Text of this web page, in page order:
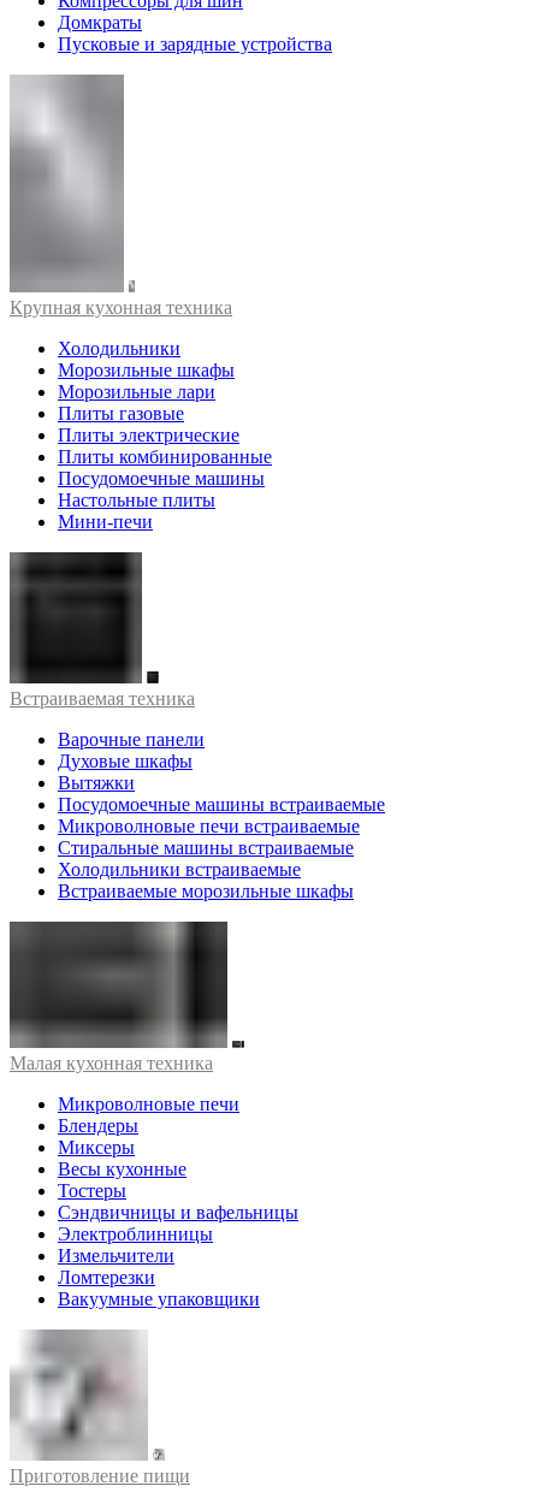
Домкраты
Пусковые и зарядные устройства
Крупная кухонная техника
Холодильники
Морозильные шкафы
Морозильные лари
Плиты газовые
Плиты электрические
Плиты комбинированные
Посудомоечные машины
Настольные плиты
Мини-печи
Встраиваемая техника
Варочные панели
Духовые шкафы
Вытяжки
Посудомоечные машины встраиваемые
Микроволновые печи встраиваемые
Стиральные машины встраиваемые
Холодильники встраиваемые
Встраиваемые морозильные шкафы
Малая кухонная техника
Микроволновые печи
Блендеры
Миксеры
Весы кухонные
Тостеры
Сэндвичницы и вафельницы
Электроблинницы
Измельчители
Ломтерезки
Вакуумные упаковщики
Приготовление пищи